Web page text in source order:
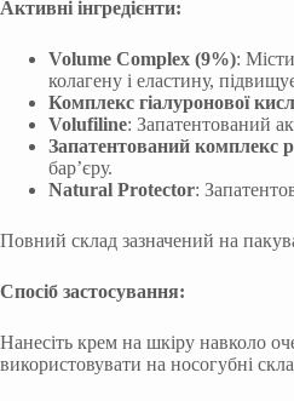
Активні інгредієнти:
Volume Complex (9%):
колагену і еластину,
Комплекс гіалуронової
Volufiline: Запатентований
Запатентований комплекс
бар’єру.
Natural Protector:
Повний склад зазначений на
Спосіб застосування:
Нанесіть крем на шкіру навколо
використовувати на носогубні